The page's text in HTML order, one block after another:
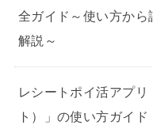
全ガイド～使い方か
解説～
レシートポイ活アプ
ト）」の使い方ガイド